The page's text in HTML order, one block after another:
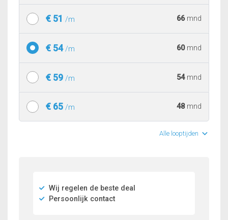
€ 51 /m 66 mnd
€ 54/m 60 mnd
€ 59 /m 54 mnd
€ 65/m 48 mnd
Alle looptijden
Wij regelen de beste deal
Persoonlijk contact